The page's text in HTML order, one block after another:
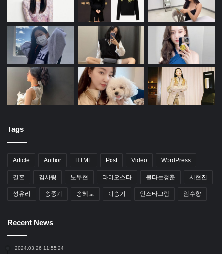
Tags
Article Author HTML Post Video WordPress
결혼 김사랑 노무현 라디오스타 불타는청춘 서현진
성유리 송중기 송혜교 이승기 인스타그램 임수향
Recent News
2024.03.26 11:55:24